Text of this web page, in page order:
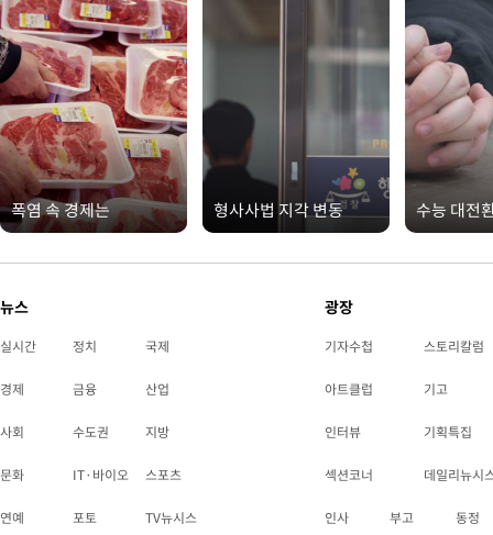
폭염 속 경제는 형사사법 지각 변동 수능 대전
뉴스
실시간 정치 국제
경제 금융 산업
사회 수도권 지방
문화 IT·바이오 스포츠
연예 포토 TV뉴시스
광장
기자수첩 스토리칼럼
아트클럽 기고
인터뷰 기획특집
섹션코너 데일리뉴시
인사 부고 동정